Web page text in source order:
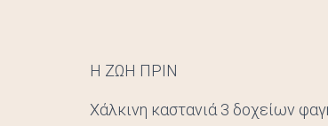
Η ΖΩΗ ΠΡΙΝ
Χάλκινη καστανιά 3 δοχείων